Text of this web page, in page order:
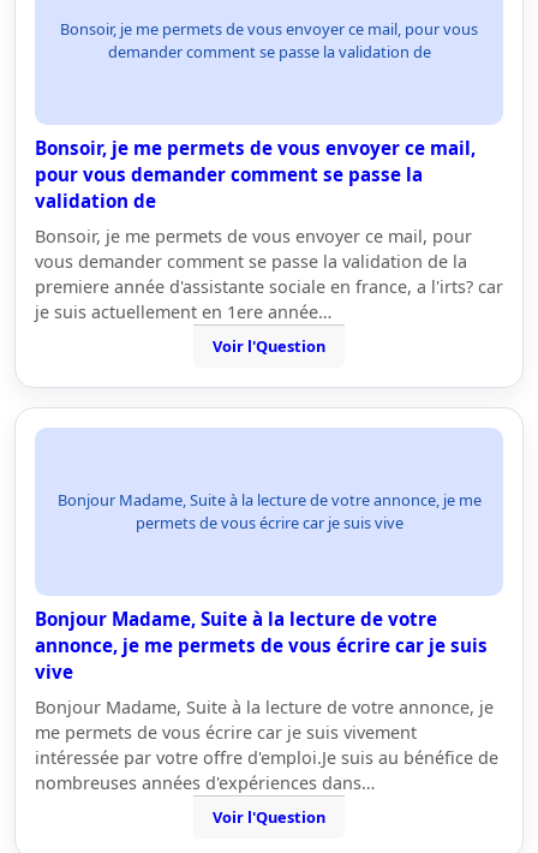
Bonsoir, je me permets de vous envoyer ce mail, pour vous
demander comment se passe la validation de
Bonsoir, je me permets de vous envoyer ce mail,
pour vous demander comment se passe la
validation de
Bonsoir, je me permets de vous envoyer ce mail, pour
vous demander comment se passe la validation de la
premiere année d'assistante sociale en france, a l'irts? car
je suis actuellement en 1ere année…
Voir l'Question
Bonjour Madame, Suite à la lecture de votre annonce, je me
permets de vous écrire car je suis vive
Bonjour Madame, Suite à la lecture de votre
annonce, je me permets de vous écrire car je suis
vive
Bonjour Madame, Suite à la lecture de votre annonce, je
me permets de vous écrire car je suis vivement
intéressée par votre offre d'emploi.Je suis au bénéfice de
nombreuses années d'expériences dans…
Voir l'Question